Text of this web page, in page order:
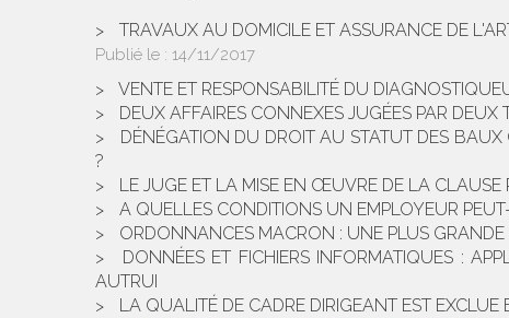
TRAVAUX AU DOMICILE ET ASSURANCE DE
Publié le : 14/11/2017
VENTE ET RESPONSABILITÉ DU
DEUX AFFAIRES CONNEXES JUGÉES PAR DEUX
DÉNÉGATION DU DROIT AU STATUT DES BAUX
?
LE JUGE ET LA MISE EN ŒUVRE DE LA CLAUSE
A QUELLES CONDITIONS UN EMPLOYEUR
ORDONNANCES MACRON : UNE PLUS GRANDE
DONNÉES ET FICHIERS INFORMATIQUES :
AUTRUI
LA QUALITÉ DE CADRE DIRIGEANT EST